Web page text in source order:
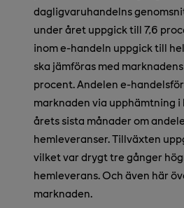
dagligvaruhandelns
under året uppgick till 7,6
inom e-handeln uppgick till
ska jämföras med
procent. Andelen e-
marknaden via upphämtning
årets sista månader om
hemleveranser. Tillväxten
vilket var drygt tre gånger
hemleverans. Och även här
marknaden.